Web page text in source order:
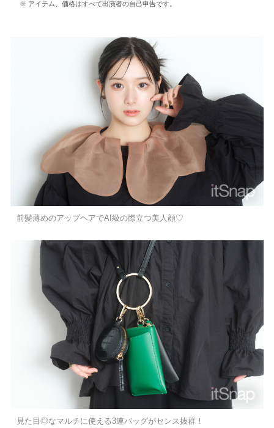
アイテム、価格はすべて出演者の自己申告です。
前髪薄めのアップヘアでAI級の際立つ美人顔♡
見た目◎なマルチに使える3連バッグがセンス抜群！